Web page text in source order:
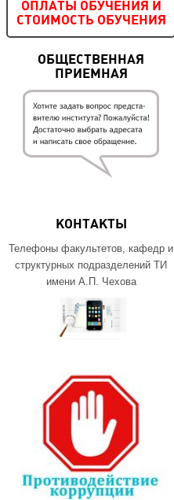
ОПЛАТЫ ОБУЧЕНИЯ И
СТОИМОСТЬ ОБУЧЕНИЯ
ОБЩЕСТВЕННАЯ
ПРИЕМНАЯ
КОНТАКТЫ
Телефоны факультетов, кафедр и
структурных подразделений ТИ
имени А.П. Чехова